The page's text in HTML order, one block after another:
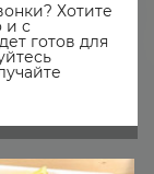
Хотите
и с
готов для